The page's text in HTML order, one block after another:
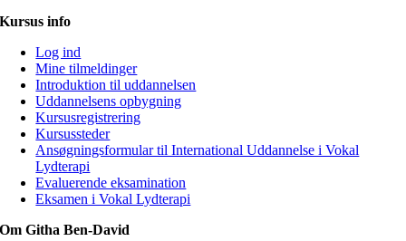
Kursus info
Log ind
Mine tilmeldinger
Introduktion til uddannelsen
Uddannelsens opbygning
Kursusregistrering
Kursussteder
Ansøgningsformular til International Uddannelse i Vokal
Lydterapi
Evaluerende eksamination
Eksamen i Vokal Lydterapi
Om Githa Ben-David